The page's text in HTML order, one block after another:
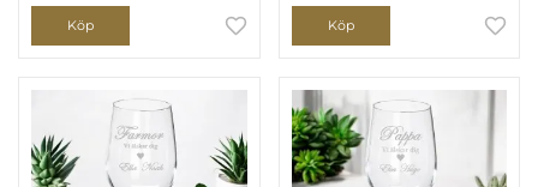
Köp Köp